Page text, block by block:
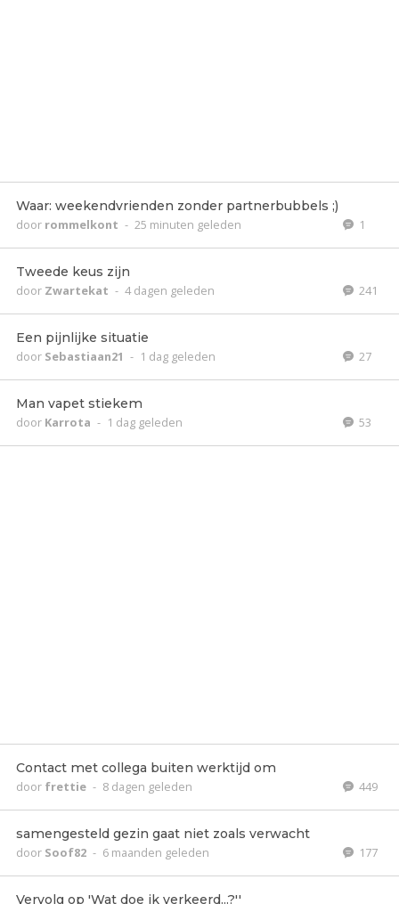
Waar: weekendvrienden zonder partnerbubbels ;)
door rommelkont - 25 minuten geleden 1
Tweede keus zijn
door Zwartekat - 4 dagen geleden 241
Een pijnlijke situatie
door Sebastiaan21 - 1 dag geleden 27
Man vapet stiekem
door Karrota - 1 dag geleden 53
Contact met collega buiten werktijd om
door frettie - 8 dagen geleden 449
samengesteld gezin gaat niet zoals verwacht
door Soof82 - 6 maanden geleden 177
Vervolg op 'Wat doe ik verkeerd...?''